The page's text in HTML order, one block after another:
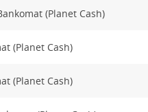
(Planet Cash)
(Planet Cash)
(Planet Cash)